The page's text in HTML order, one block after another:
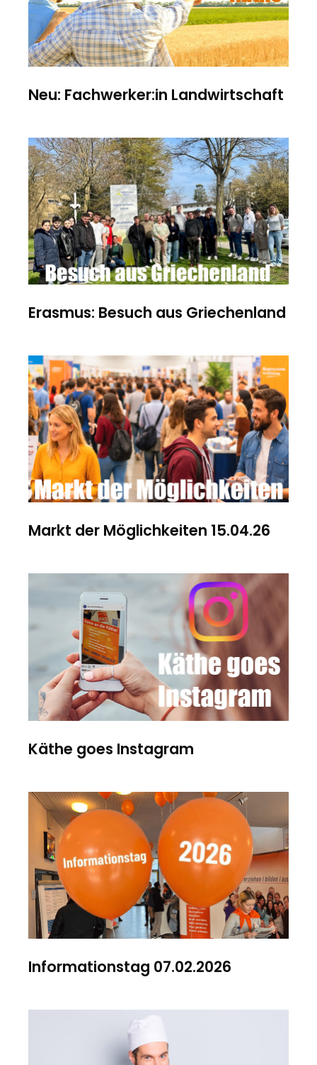
Neu: Fachwerker:in Landwirtschaft
Erasmus: Besuch aus Griechenland
Markt der Möglichkeiten 15.04.26
Käthe goes Instagram
Informationstag 07.02.2026